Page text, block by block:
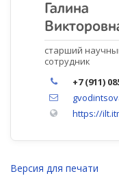
Галина
старший
сотрудник
+7 (911)
https://
Версия для печати